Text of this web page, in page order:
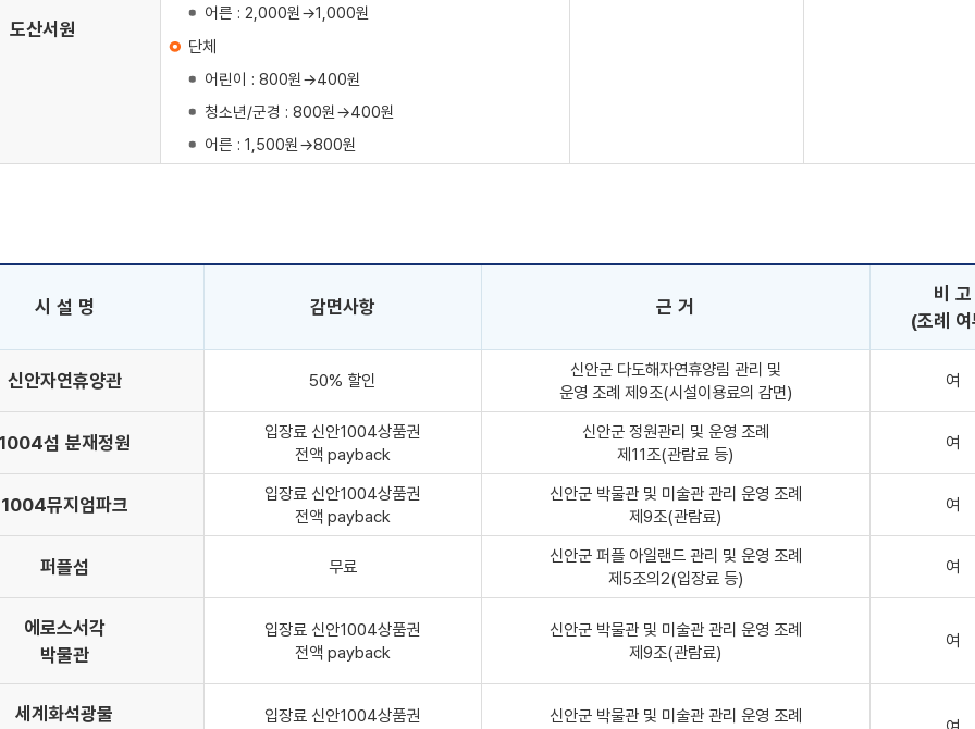
도산서원
어른 : 2,000원→1,000원
단체
어린이 : 800원→400원
청소년/군경 : 800원→400원
어른 : 1,500원→800원
시 설 명 감면사항 근 거
비 고
(조례
신안자연휴양관 50% 할인
신안군 다도해자연휴양림 관리 및
운영 조례 제9조(시설이용료의 감면)
여
섬 분재정원
입장료 신안1004상품권
전액 payback
신안군 정원관리 및 운영 조례
제11조(관람료 등)
여
1004뮤지엄파크
입장료 신안1004상품권
전액 payback
신안군 박물관 및 미술관 관리 운영 조례
제9조(관람료)
여
퍼플섬 무료
신안군 퍼플 아일랜드 관리 및 운영 조례
제5조의2(입장료 등)
여
에로스서각
박물관
입장료 신안1004상품권
전액 payback
신안군 박물관 및 미술관 관리 운영 조례
제9조(관람료)
여
세계화석광물
입장료 신안1004상품권
신안군 박물관 및 미술관 관리 운영 조례